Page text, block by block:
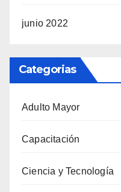
junio 2022
Categorias
Adulto Mayor
Capacitación
Ciencia y Tecnología